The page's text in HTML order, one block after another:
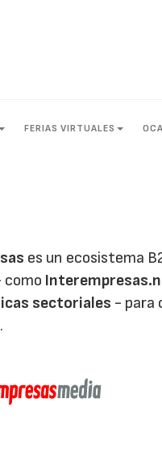
FERIAS VIRTUALES
es un ecosistema
sectoriales - para